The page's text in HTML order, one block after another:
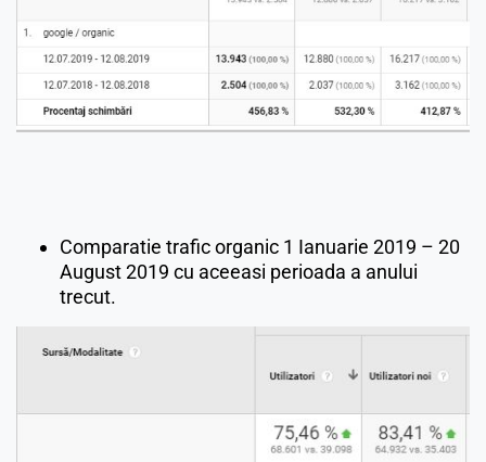
Comparatie trafic organic 1 Ianuarie 2019 – 20
August 2019 cu aceeasi perioada a anului
trecut.